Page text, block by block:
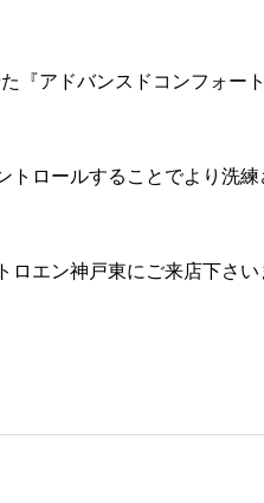
『アドバンスドコンフォー
トロールすることでより洗
エン神戸東にご来店下さい